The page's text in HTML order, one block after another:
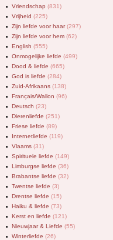
Vriendschap (831)
Vrijheid (225)
Zijn liefde voor haar(297)
Zijn liefde voor hem (62)
English (555)
Onmogelijke liefde (499)
Dood & liefde (665)
God is liefde (284)
Zuid-Afrikaans (138)
Français/Wallon (96)
Deutsch (23)
Dierenliefde (251)
Friese liefde (89)
Internetliefde (119)
Vlaams (31)
Spirituele liefde (149)
Limburgse liefde (36)
Brabantse liefde (32)
Twentse liefde (3)
Drentse liefde (15)
Haiku & liefde (73)
Kerst en liefde (121)
Nieuwjaar & Liefde (55)
Winterliefde (26)